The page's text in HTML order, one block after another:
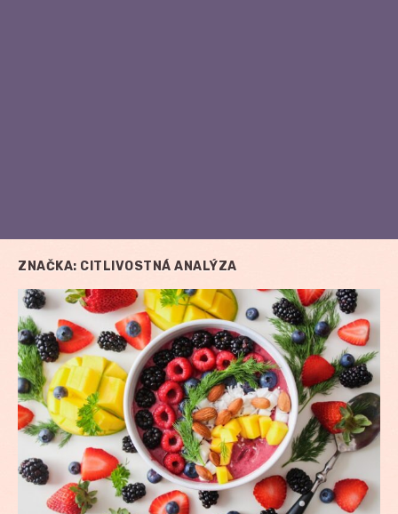
ZNAČKA: CITLIVOSTNÁ ANALÝZA